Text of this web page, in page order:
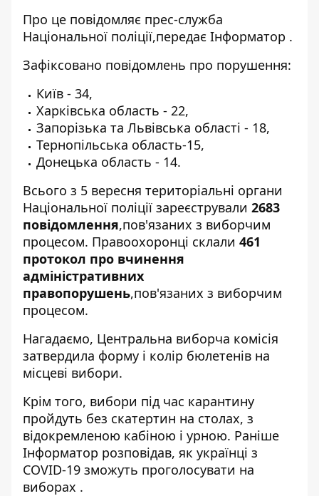
Про це повідомляє прес-служба
Національної поліції,передає Інформатор .
Зафіксовано повідомлень про порушення:
Київ - 34,
Харківська область - 22,
Запорізька та Львівська області - 18,
Тернопільська область-15,
Донецька область - 14.
Всього з 5 вересня територіальні органи
Національної поліції зареєстрували 2683
повідомлення,пов'язаних з виборчим
процесом. Правоохоронці склали 461
протокол про вчинення
адміністративних
правопорушень,пов'язаних з виборчим
процесом.
Нагадаємо, Центральна виборча комісія
затвердила форму і колір бюлетенів на
місцеві вибори.
Крім того, вибори під час карантину
пройдуть без скатертин на столах, з
відокремленою кабіною і урною. Раніше
Інформатор розповідав, як українці з
COVID-19 зможуть проголосувати на
виборах .